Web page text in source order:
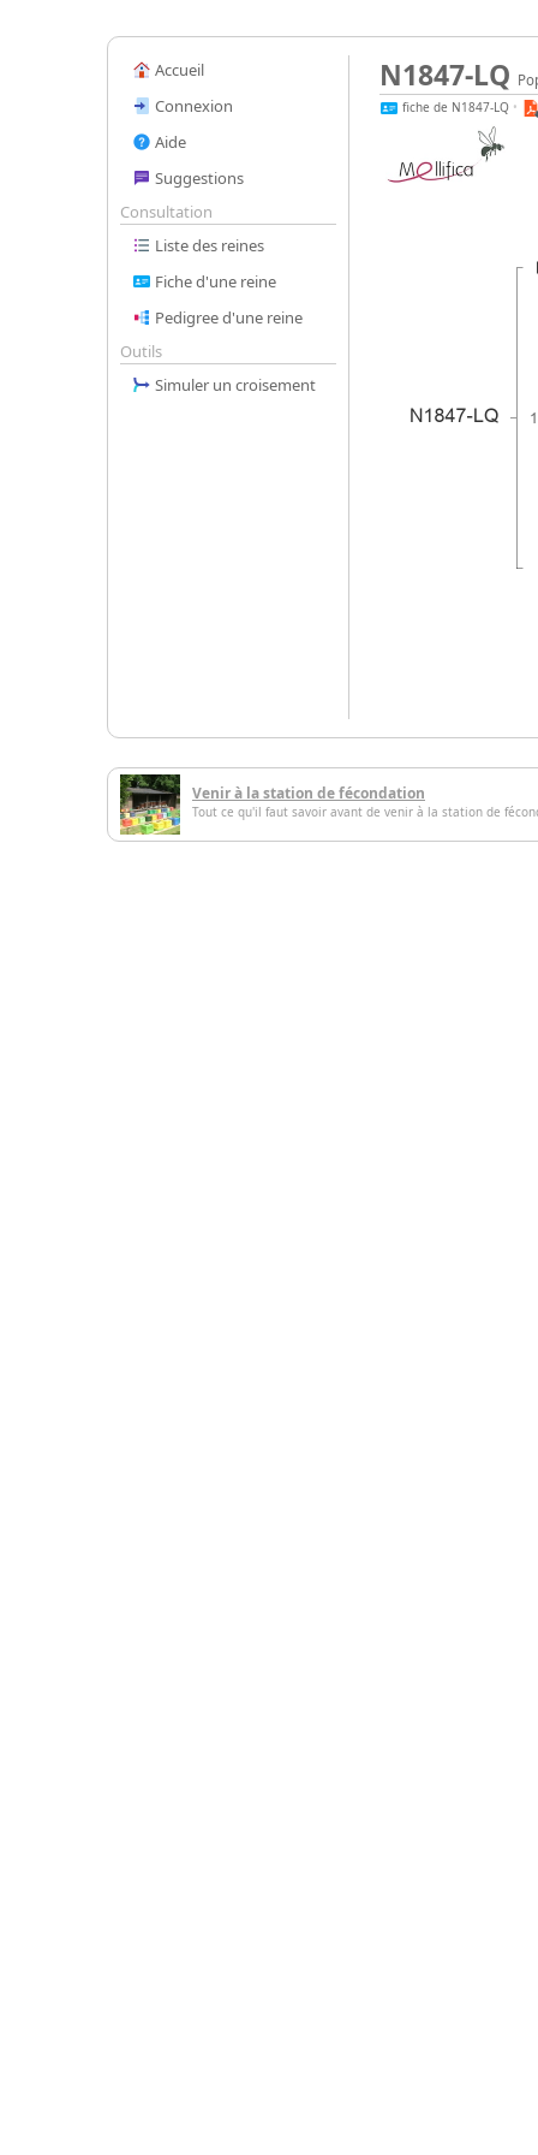
Accueil
Connexion
Aide
Suggestions
Consultation
Liste des reines
Fiche d'une reine
Pedigree d'une reine
Outils
Simuler un croisement
N1847-LQ
fiche de N1847-LQ •
Venir à la station de fécondation
Tout ce qu'il faut savoir avant de venir à la station de